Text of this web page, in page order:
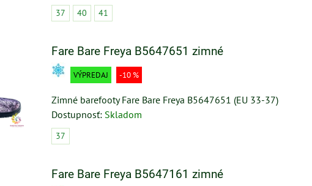
37 40 41
Fare Bare Freya B5647651 zimné
VÝPREDAJ -10 %
Zimné barefooty Fare Bare Freya B5647651 (EU 33-37)
Dostupnosť: Skladom
37
Fare Bare Freya B5647161 zimné